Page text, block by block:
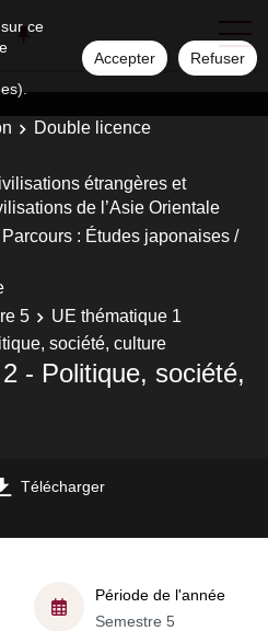
ce
Accepter Refuser
Double licence
étrangères et
de l’Asie Orientale
: Études japonaises /
5
UE thématique 1
société, culture
- Politique, société,
Télécharger
Période de l'année
Semestre 5